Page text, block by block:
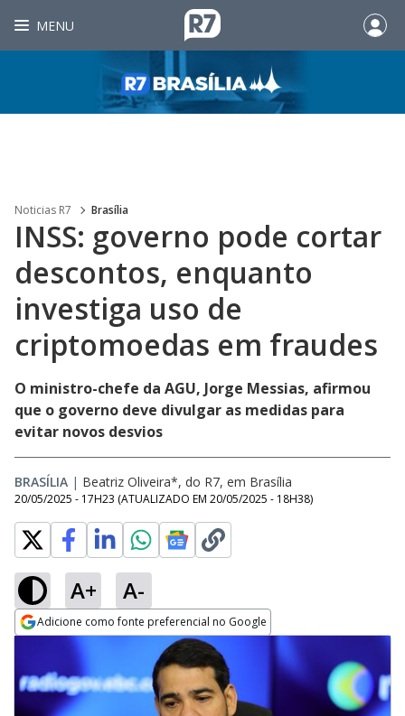
MENU
Noticias R7 Brasília
INSS: governo pode cortar
descontos, enquanto
investiga uso de
criptomoedas em fraudes
O ministro-chefe da AGU, Jorge Messias, afirmou
que o governo deve divulgar as medidas para
evitar novos desvios
BRASÍLIA | Beatriz Oliveira*, do R7, em Brasília
20/05/2025 - 17H23 (ATUALIZADO EM 20/05/2025 - 18H38)
A+ A-
Adicione como fonte preferencial no Google
Opens in new window